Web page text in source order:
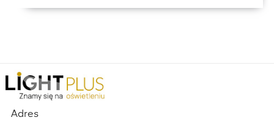
Adres